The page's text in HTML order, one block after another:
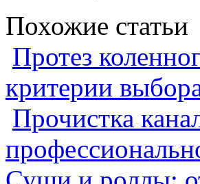
Похожие статьи
Протез
критерии
Прочистка